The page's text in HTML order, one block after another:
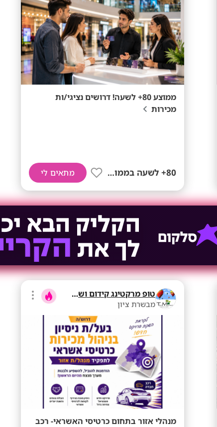
ממוצע 80+ לשעה! דרושים נציגי/ות
מכירות
80+ לשעה בממוצע מתאים לי
טופ מרקטינג קידום ושיווק בע"מ
מבשרת ציון
מנהלי אזור בתחום כרטיסי האשראי- רכב